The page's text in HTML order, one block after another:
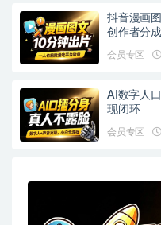
抖音漫画
创作者分成
会员专区
AI数字人
现闭环
会员专区